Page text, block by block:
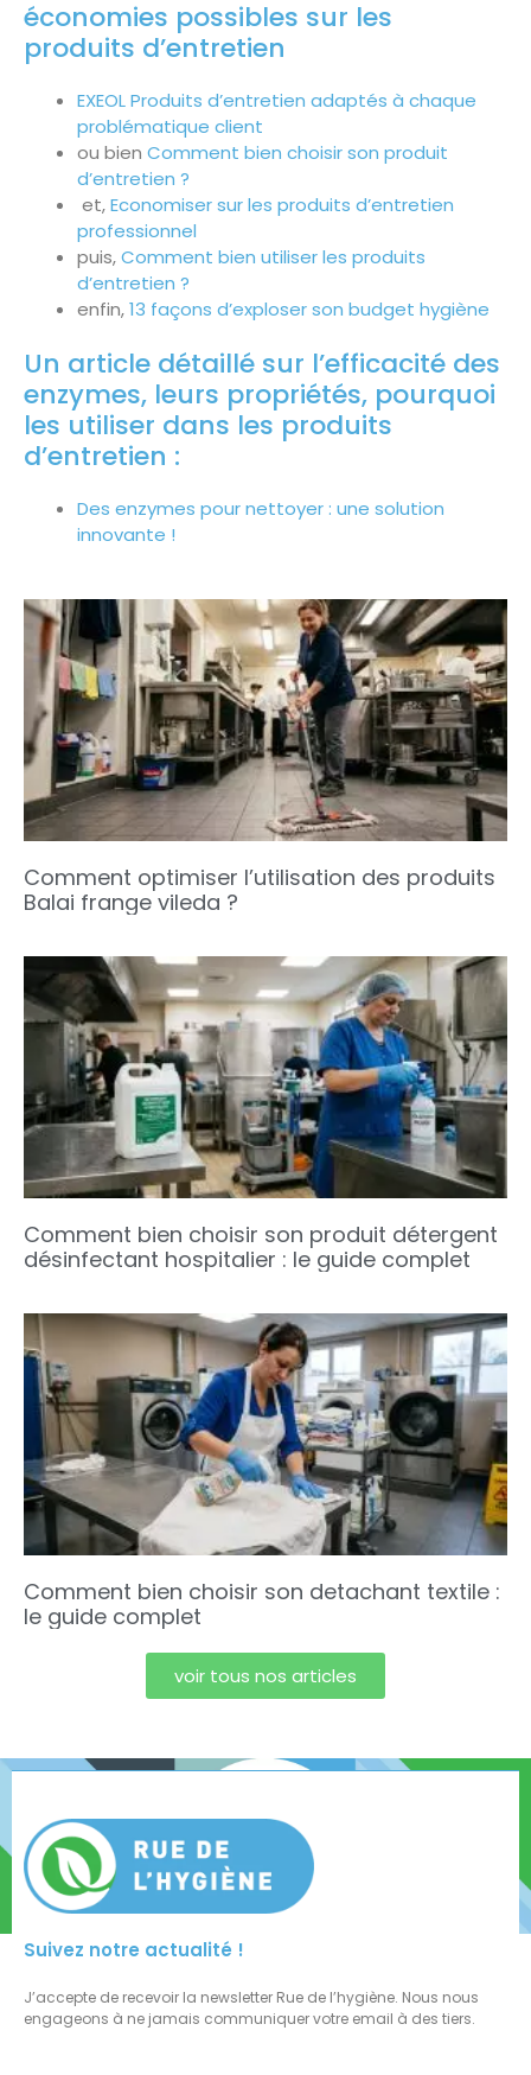
économies possibles sur les
produits d’entretien
EXEOL Produits d’entretien adaptés à chaque
problématique client
ou bien Comment bien choisir son produit
d’entretien ?
et,Economiser sur les produits d’entretien
professionnel
puis,Comment bien utiliser les produits
d’entretien ?
enfin,13 façons d’exploser son budget hygiène
Un article détaillé sur l’efficacité des
enzymes, leurs propriétés, pourquoi
les utiliser dans les produits
d’entretien :
Des enzymes pour nettoyer : une solution
innovante !
Comment optimiser l’utilisation des produits
Balai frange vileda ?
Comment bien choisir son produit détergent
désinfectant hospitalier : le guide complet
Comment bien choisir son detachant textile :
le guide complet
voir tous nos articles
Suivez notre actualité !
J’accepte de recevoir la newsletter Rue de l’hygiène. Nous nous
engageons à ne jamais communiquer votre email à des tiers.